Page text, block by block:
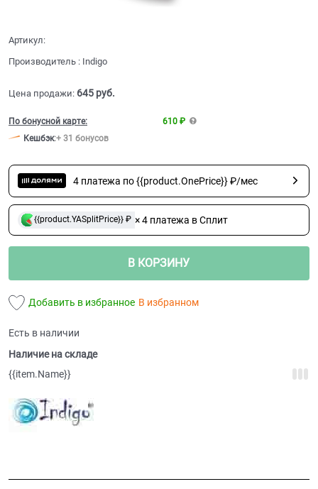
Артикул:
Производитель : Indigo
Цена продажи: 645 руб.
По бонусной карте:
610 ₽
Кешбэк:+ 31 бонусов
4 платежа по {{product.OnePrice}} ₽/мес
{{product.YASplitPrice}} ₽ × 4 платежа в Сплит
В КОРЗИНУ
Добавить в избранное В избранном
Есть в наличии
Наличие на складе
{{item.Name}}